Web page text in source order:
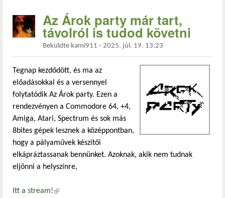
Az Árok party már tart,
távolról is tudod követni
Beküldte kami911 - 2025. júl. 19. 13:23
Tegnap kezdődött, és ma az
előadásokkal és a versennyel
folytatódik Az Árok party. Ezen a
rendezvényen a Commodore 64, +4,
Amiga, Atari, Spectrum és sok más
8bites gépek lesznek a középpontban,
hogy a pályaművek készítői
elkápráztassanak bennünket. Azoknak, akik nem tudnak
eljönni a helyszínre,
Itt a stream!(külső hivatkozás)